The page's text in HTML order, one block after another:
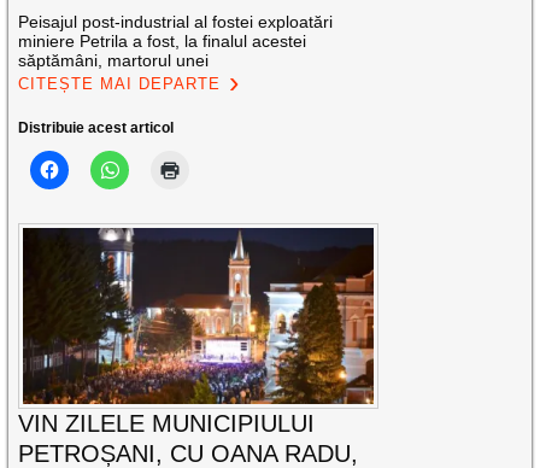
Peisajul post-industrial al fostei exploatări
miniere Petrila a fost, la finalul acestei
săptămâni, martorul unei
CITEȘTE MAI DEPARTE
Distribuie acest articol
VIN ZILELE MUNICIPIULUI
PETROȘANI, CU OANA RADU,